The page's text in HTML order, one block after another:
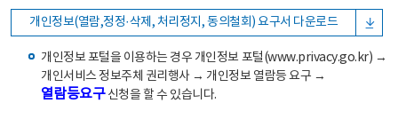
개인정보(열람,정정·삭제, 처리정지, 동의철회) 요구서 다운로드
개인정보 포털을 이용하는 경우 개인정보 포털(www.privacy.go.kr) →
개인서비스 정보주체 권리행사 → 개인정보 열람등 요구 →
열람등요구신청을 할 수 있습니다.